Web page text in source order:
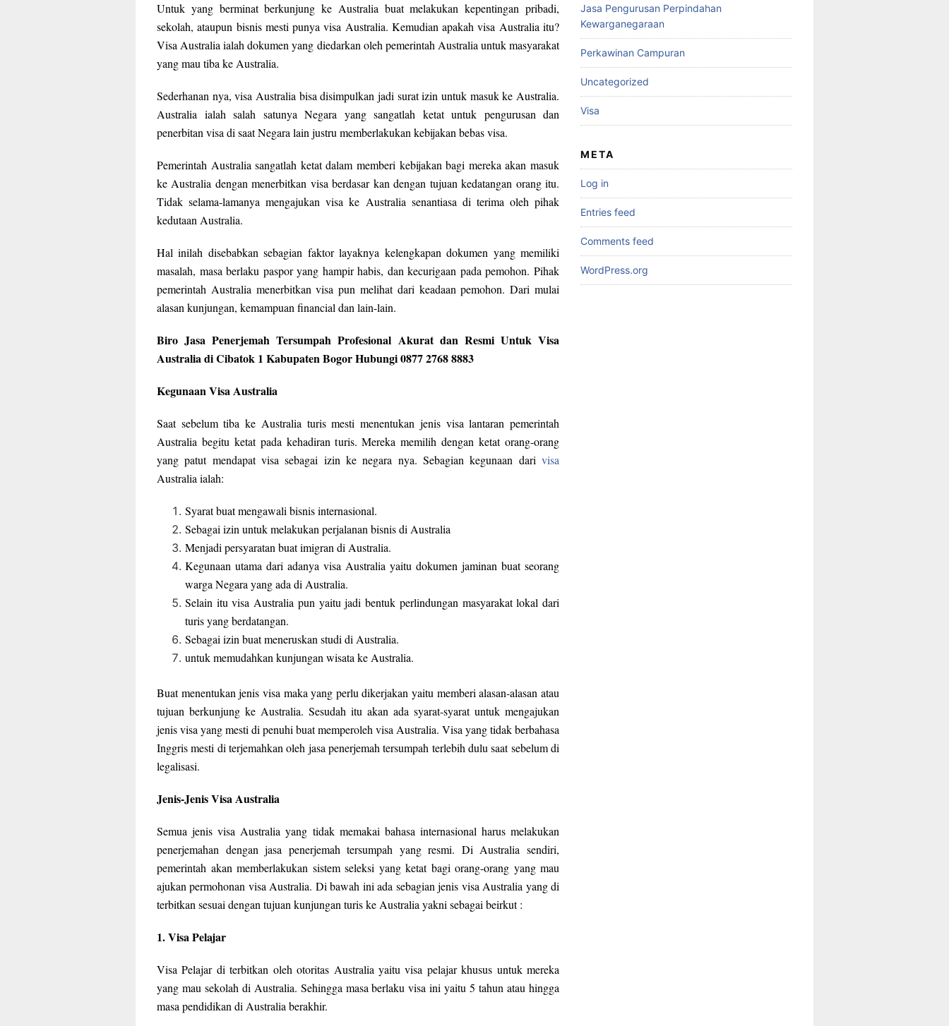
Untuk yang berminat berkunjung ke Australia buat melakukan kepentingan pribadi,
sekolah, ataupun bisnis mesti punya visa Australia. Kemudian apakah visa Australia itu?
Visa Australia ialah dokumen yang diedarkan oleh pemerintah Australia untuk masyarakat
yang mau tiba ke Australia.
Sederhanan nya, visa Australia bisa disimpulkan jadi surat izin untuk masuk ke Australia.
Australia ialah salah satunya Negara yang sangatlah ketat untuk pengurusan dan
penerbitan visa di saat Negara lain justru memberlakukan kebijakan bebas visa.
Pemerintah Australia sangatlah ketat dalam memberi kebijakan bagi mereka akan masuk
ke Australia dengan menerbitkan visa berdasar kan dengan tujuan kedatangan orang itu.
Tidak selama-lamanya mengajukan visa ke Australia senantiasa di terima oleh pihak
kedutaan Australia.
Hal inilah disebabkan sebagian faktor layaknya kelengkapan dokumen yang memiliki
masalah, masa berlaku paspor yang hampir habis, dan kecurigaan pada pemohon. Pihak
pemerintah Australia menerbitkan visa pun melihat dari keadaan pemohon. Dari mulai
alasan kunjungan, kemampuan financial dan lain-lain.
Biro Jasa Penerjemah Tersumpah Profesional Akurat dan Resmi Untuk Visa
Australia di Cibatok 1 Kabupaten Bogor Hubungi 0877 2768 8883
Kegunaan Visa Australia
Saat sebelum tiba ke Australia turis mesti menentukan jenis visa lantaran pemerintah
Australia begitu ketat pada kehadiran turis. Mereka memilih dengan ketat orang-orang
yang patut mendapat visa sebagai izin ke negara nya. Sebagian kegunaan dari visa
Australia ialah:
Syarat buat mengawali bisnis internasional.
Sebagai izin untuk melakukan perjalanan bisnis di Australia
Menjadi persyaratan buat imigran di Australia.
Kegunaan utama dari adanya visa Australia yaitu dokumen jaminan buat seorang
warga Negara yang ada di Australia.
Selain itu visa Australia pun yaitu jadi bentuk perlindungan masyarakat lokal dari
turis yang berdatangan.
Sebagai izin buat meneruskan studi di Australia.
untuk memudahkan kunjungan wisata ke Australia.
Buat menentukan jenis visa maka yang perlu dikerjakan yaitu memberi alasan-alasan atau
tujuan berkunjung ke Australia. Sesudah itu akan ada syarat-syarat untuk mengajukan
jenis visa yang mesti di penuhi buat memperoleh visa Australia. Visa yang tidak berbahasa
Inggris mesti di terjemahkan oleh jasa penerjemah tersumpah terlebih dulu saat sebelum di
legalisasi.
Jenis-Jenis Visa Australia
Semua jenis visa Australia yang tidak memakai bahasa internasional harus melakukan
penerjemahan dengan jasa penerjemah tersumpah yang resmi. Di Australia sendiri,
pemerintah akan memberlakukan sistem seleksi yang ketat bagi orang-orang yang mau
ajukan permohonan visa Australia. Di bawah ini ada sebagian jenis visa Australia yang di
terbitkan sesuai dengan tujuan kunjungan turis ke Australia yakni sebagai beirkut :
1. Visa Pelajar
Visa Pelajar di terbitkan oleh otoritas Australia yaitu visa pelajar khusus untuk mereka
yang mau sekolah di Australia. Sehingga masa berlaku visa ini yaitu 5 tahun atau hingga
masa pendidikan di Australia berakhir.
Jasa Pengurusan Perpindahan
Kewarganegaraan
Perkawinan Campuran
Uncategorized
Visa
META
Log in
Entries feed
Comments feed
WordPress.org